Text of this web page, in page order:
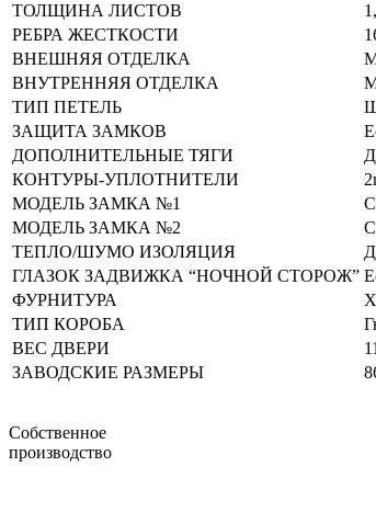
ТОЛЩИНА ЛИСТОВ
РЕБРА ЖЕСТКОСТИ
ВНЕШНЯЯ ОТДЕЛКА
ВНУТРЕННЯЯ ОТДЕЛКА
ТИП ПЕТЕЛЬ
ЗАЩИТА ЗАМКОВ
ДОПОЛНИТЕЛЬНЫЕ ТЯГИ
КОНТУРЫ-УПЛОТНИТЕЛИ
МОДЕЛЬ ЗАМКА №1
МОДЕЛЬ ЗАМКА №2
ТЕПЛО/ШУМО ИЗОЛЯЦИЯ
ГЛАЗОК ЗАДВИЖКА “НОЧНОЙ СТОРОЖ”
ФУРНИТУРА
ТИП КОРОБА
ВЕС ДВЕРИ
ЗАВОДСКИЕ РАЗМЕРЫ
Собственное
производство